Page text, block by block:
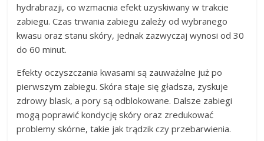
hydrabrazji, co wzmacnia efekt uzyskiwany w trakcie
zabiegu. Czas trwania zabiegu zależy od wybranego
kwasu oraz stanu skóry, jednak zazwyczaj wynosi od 30
do 60 minut.
Efekty oczyszczania kwasami są zauważalne już po
pierwszym zabiegu. Skóra staje się gładsza, zyskuje
zdrowy blask, a pory są odblokowane. Dalsze zabiegi
mogą poprawić kondycję skóry oraz zredukować
problemy skórne, takie jak trądzik czy przebarwienia.